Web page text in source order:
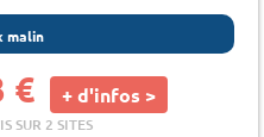
malin
€ + d'infos >
SUR 2 SITES